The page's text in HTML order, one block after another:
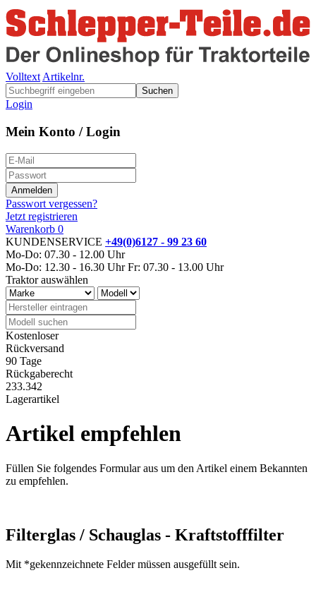
Volltext Artikelnr.
Suchen
Login
Mein Konto / Login
Passwort vergessen?
Jetzt registrieren
Warenkorb 0
KUNDENSERVICE +49(0)6127 - 99 23 60
Mo-Do: 07.30 - 12.00 Uhr
Mo-Do: 12.30 - 16.30 Uhr Fr: 07.30 - 13.00 Uhr
Traktor auswählen
Kostenloser
Rückversand
90 Tage
Rückgaberecht
233.342
Lagerartikel
Artikel empfehlen
Füllen Sie folgendes Formular aus um den Artikel einem Bekannten
zu empfehlen.
Filterglas / Schauglas - Kraftstofffilter
Mit *gekennzeichnete Felder müssen ausgefüllt sein.